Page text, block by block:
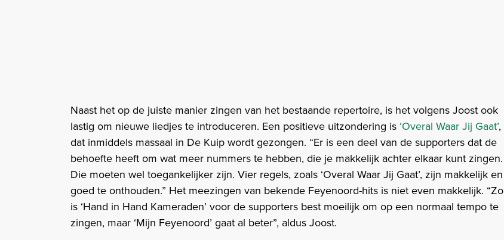
Naast het op de juiste manier zingen van het bestaande repertoire, is het volgens Joost ook
lastig om nieuwe liedjes te introduceren. Een positieve uitzondering is ‘Overal Waar Jij Gaat’,
dat inmiddels massaal in De Kuip wordt gezongen. “Er is een deel van de supporters dat de
behoefte heeft om wat meer nummers te hebben, die je makkelijk achter elkaar kunt zingen.
Die moeten wel toegankelijker zijn. Vier regels, zoals ‘Overal Waar Jij Gaat’, zijn makkelijk en
goed te onthouden.” Het meezingen van bekende Feyenoord-hits is niet even makkelijk. “Zo
is ‘Hand in Hand Kameraden’ voor de supporters best moeilijk om op een normaal tempo te
zingen, maar ‘Mijn Feyenoord’ gaat al beter”, aldus Joost.